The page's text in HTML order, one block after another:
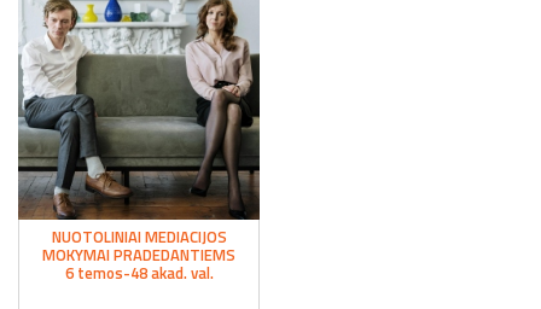
NUOTOLINIAI MEDIACIJOS
MOKYMAI PRADEDANTIEMS
6 temos-48 akad. val.